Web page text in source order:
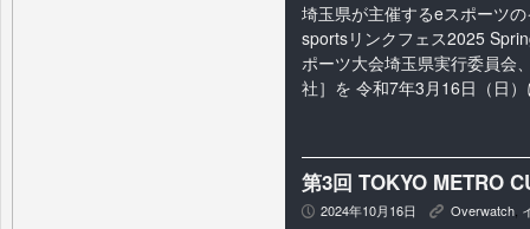
埼玉県が主催するeスポーツ
sportsリンクフェス2025
ポーツ大会埼玉県実行委員会
社］を 令和7年3月16日（日
第3回 TOKYO METRO
P 2024年10月16日 K Overwatch